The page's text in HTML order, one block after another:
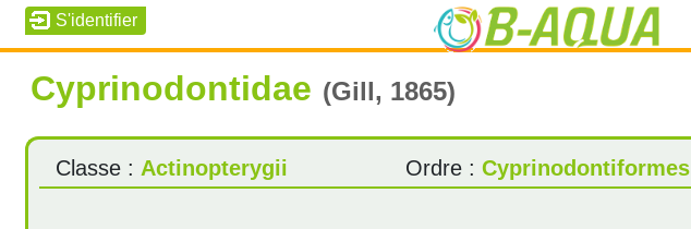
Cyprinodontidae (Gill, 1865)
Classe : Actinopterygii Ordre :Cyprinodontiformes